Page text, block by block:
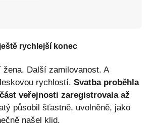
rychlejší konec
žena. Další zamilovanost. A
rychlostí. Svatba proběhla
veřejnosti zaregistrovala až
působil šťastně, uvolněně, jako
našel klid.